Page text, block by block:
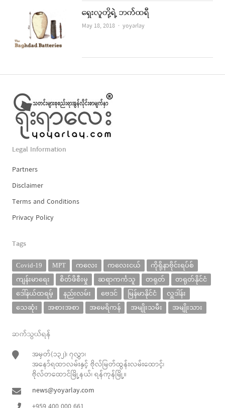
ရှေးလူတို့ရဲ့ ဘက်ထရီ
May 18, 2018 Author
yoyarlay
Legal Information
Partners
Disclaimer
Terms and Conditions
Privacy Policy
Tags
Covid-19 MPT ကလေး ကလေးငယ်
ကိုရိုနာဗိုင်းရပ်စ်
ကျန်းမာရေး
စိတ်ဖိစီးမှု ဆရာကင်္ကသူ တရုတ်
တရုတ်နိုင်ငံ
ဒေါ်နယ်ထရမ့်
နည်းလမ်း ဗေဒင် မြန်မာနိုင်ငံ
လှူဒါန်း
သေဆုံး
အစားအစာ အမေရိကန် အမျိုးသမီး အမျိုးသား
ဆက်သွယ်ရန်
အမှတ်(၁၃၂)၊ ၇လွှာ၊
အနော်ရထာလမ်းနှင့် ဗိုလ်မြတ်ထွန်းလမ်းထောင့်၊
ဗိုလ်တထောင်မြို့နယ်၊ ရန်ကုန်မြို့။
news@yoyarlay.com